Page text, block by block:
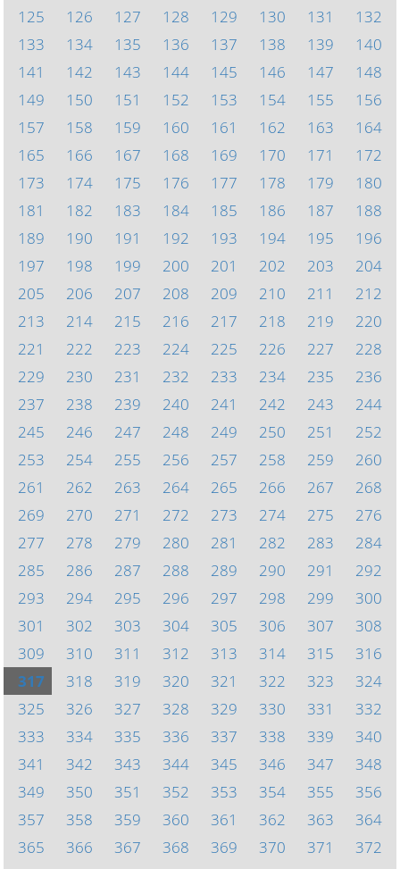
125
126 127 128 129 130 131
132
133
134 135 136 137 138 139
140
141
142 143 144 145 146 147
148
149
150 151 152 153 154 155
156
157
158 159 160 161 162 163
164
165
166 167 168 169 170 171
172
173
174 175 176 177 178 179
180
181
182 183 184 185 186 187
188
189
190 191 192 193 194 195
196
197
198 199 200 201 202 203
204
205
206 207 208 209 210 211
212
213
214 215 216 217 218 219
220
221
222 223 224 225 226 227
228
229
230 231 232 233 234 235
236
237
238 239 240 241 242 243
244
245
246 247 248 249 250 251
252
253
254 255 256 257 258 259
260
261
262 263 264 265 266 267
268
269
270 271 272 273 274 275
276
277
278 279 280 281 282 283
284
285
286 287 288 289 290 291
292
293
294 295 296 297 298 299
300
301
302 303 304 305 306 307
308
309
310 311 312 313 314 315
316
317
318 319 320 321 322 323
324
325
326 327 328 329 330 331
332
333
334 335 336 337 338 339
340
341
342 343 344 345 346 347
348
349
350 351 352 353 354 355
356
357
358 359 360 361 362 363
364
365
366 367 368 369 370 371
372